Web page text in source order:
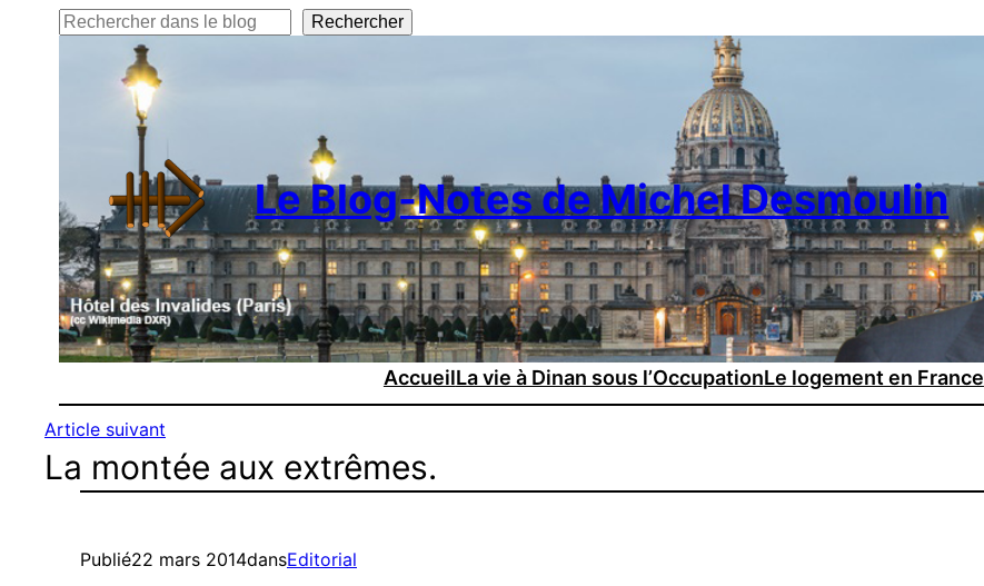
Rechercher Rechercher
Le Blog-Notes de Michel Desmoulin
AccueilLa vie à Dinan sous l’OccupationLe logement en France
Article suivant
La montée aux extrêmes.
Publié22 mars 2014dansEditorial